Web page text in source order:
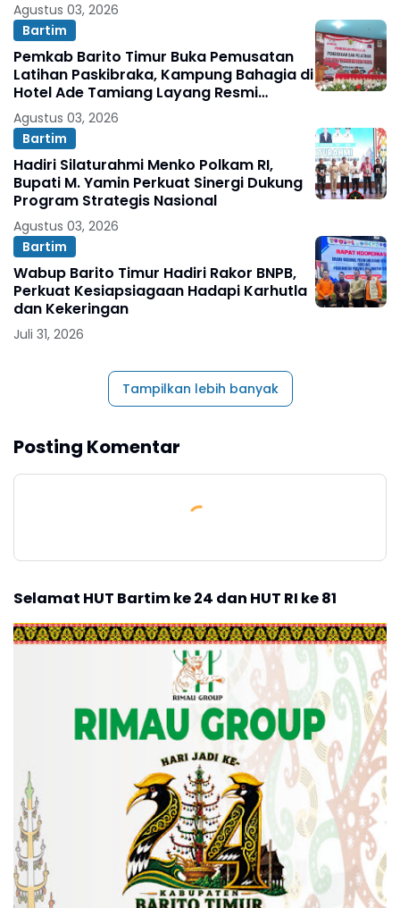
Agustus 03, 2026
Bartim
Pemkab Barito Timur Buka Pemusatan
Latihan Paskibraka, Kampung Bahagia di
Hotel Ade Tamiang Layang Resmi
Difungsikan
Agustus 03, 2026
Bartim
Hadiri Silaturahmi Menko Polkam RI,
Bupati M. Yamin Perkuat Sinergi Dukung
Program Strategis Nasional
Agustus 03, 2026
Bartim
Wabup Barito Timur Hadiri Rakor BNPB,
Perkuat Kesiapsiagaan Hadapi Karhutla
dan Kekeringan
Juli 31, 2026
Tampilkan lebih banyak
Posting Komentar
Selamat HUT Bartim ke 24 dan HUT RI ke 81